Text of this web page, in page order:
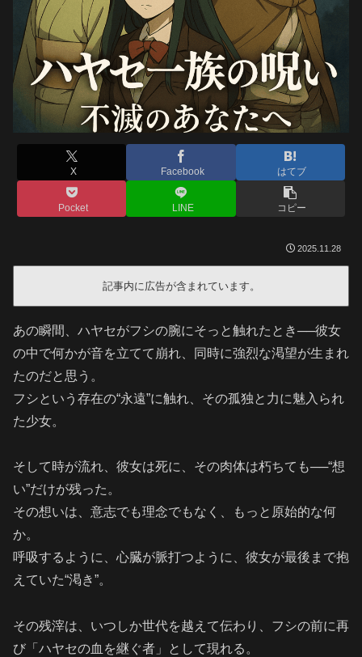
X Facebook はてブ
Pocket LINE コピー
2025.11.28
記事内に広告が含まれています。
あの瞬間、ハヤセがフシの腕にそっと触れたとき──彼女
の中で何かが音を立てて崩れ、同時に強烈な渇望が生まれ
たのだと思う。
フシという存在の“永遠”に触れ、その孤独と力に魅入られ
た少女。
そして時が流れ、彼女は死に、その肉体は朽ちても──“想
い”だけが残った。
その想いは、意志でも理念でもなく、もっと原始的な何
か。
呼吸するように、心臓が脈打つように、彼女が最後まで抱
えていた“渇き”。
その残滓は、いつしか世代を越えて伝わり、フシの前に再
び「ハヤセの血を継ぐ者」として現れる。